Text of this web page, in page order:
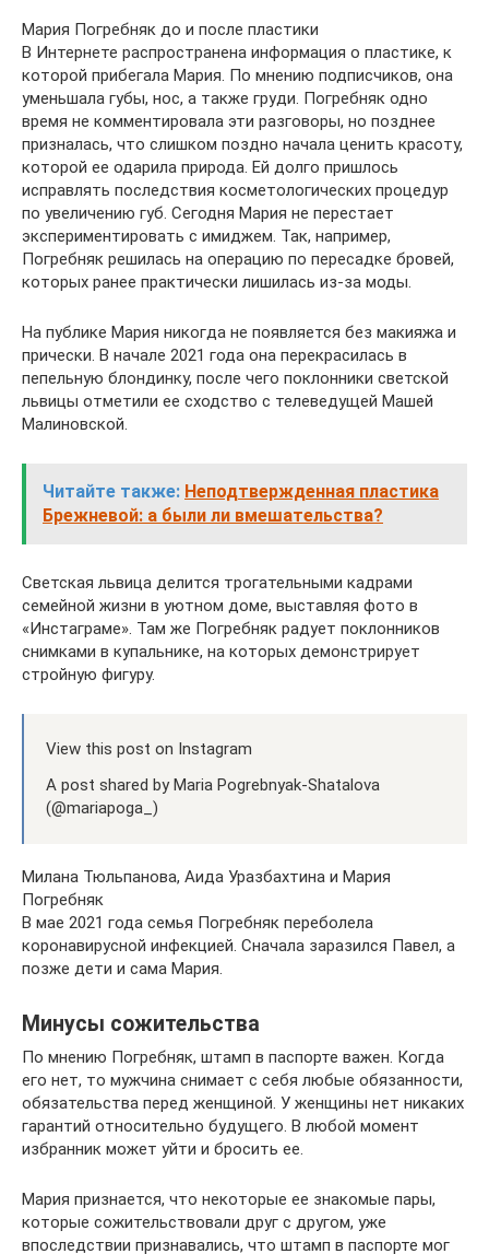
Мария Погребняк до и после пластики
В Интернете распространена информация о пластике, к
которой прибегала Мария. По мнению подписчиков, она
уменьшала губы, нос, а также груди. Погребняк одно
время не комментировала эти разговоры, но позднее
призналась, что слишком поздно начала ценить красоту,
которой ее одарила природа. Ей долго пришлось
исправлять последствия косметологических процедур
по увеличению губ. Сегодня Мария не перестает
экспериментировать с имиджем. Так, например,
Погребняк решилась на операцию по пересадке бровей,
которых ранее практически лишилась из-за моды.
На публике Мария никогда не появляется без макияжа и
прически. В начале 2021 года она перекрасилась в
пепельную блондинку, после чего поклонники светской
львицы отметили ее сходство с телеведущей Машей
Малиновской.
Читайте также: Неподтвержденная пластика
Брежневой: а были ли вмешательства?
Светская львица делится трогательными кадрами
семейной жизни в уютном доме, выставляя фото в
«Инстаграме». Там же Погребняк радует поклонников
снимками в купальнике, на которых демонстрирует
стройную фигуру.
View this post on Instagram
A post shared by Maria Pogrebnyak-Shatalova
(@mariapoga_)
Милана Тюльпанова, Аида Уразбахтина и Мария
Погребняк
В мае 2021 года семья Погребняк переболела
коронавирусной инфекцией. Сначала заразился Павел, а
позже дети и сама Мария.
Минусы сожительства
По мнению Погребняк, штамп в паспорте важен. Когда
его нет, то мужчина снимает с себя любые обязанности,
обязательства перед женщиной. У женщины нет никаких
гарантий относительно будущего. В любой момент
избранник может уйти и бросить ее.
Мария признается, что некоторые ее знакомые пары,
которые сожительствовали друг с другом, уже
впоследствии признавались, что штамп в паспорте мог